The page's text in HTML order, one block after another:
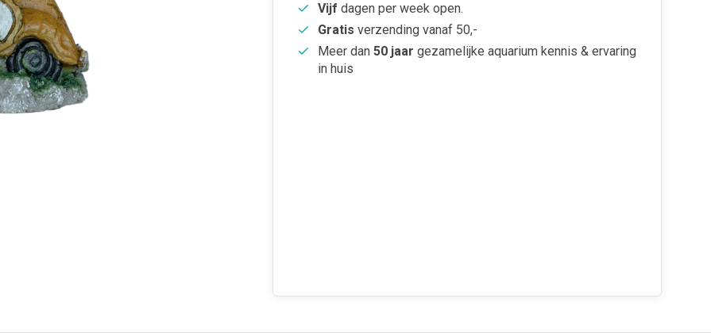
Vijf dagen per week open.
Gratis verzending vanaf 50,-
Meer dan 50 jaar gezamelijke aquarium kennis & ervaring
in huis